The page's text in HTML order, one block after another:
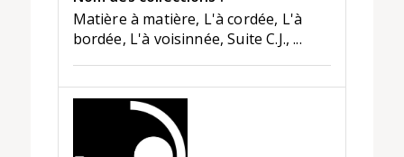
Matière à matière, L'à cordée, L'à
bordée, L'à voisinnée, Suite C.J., ...